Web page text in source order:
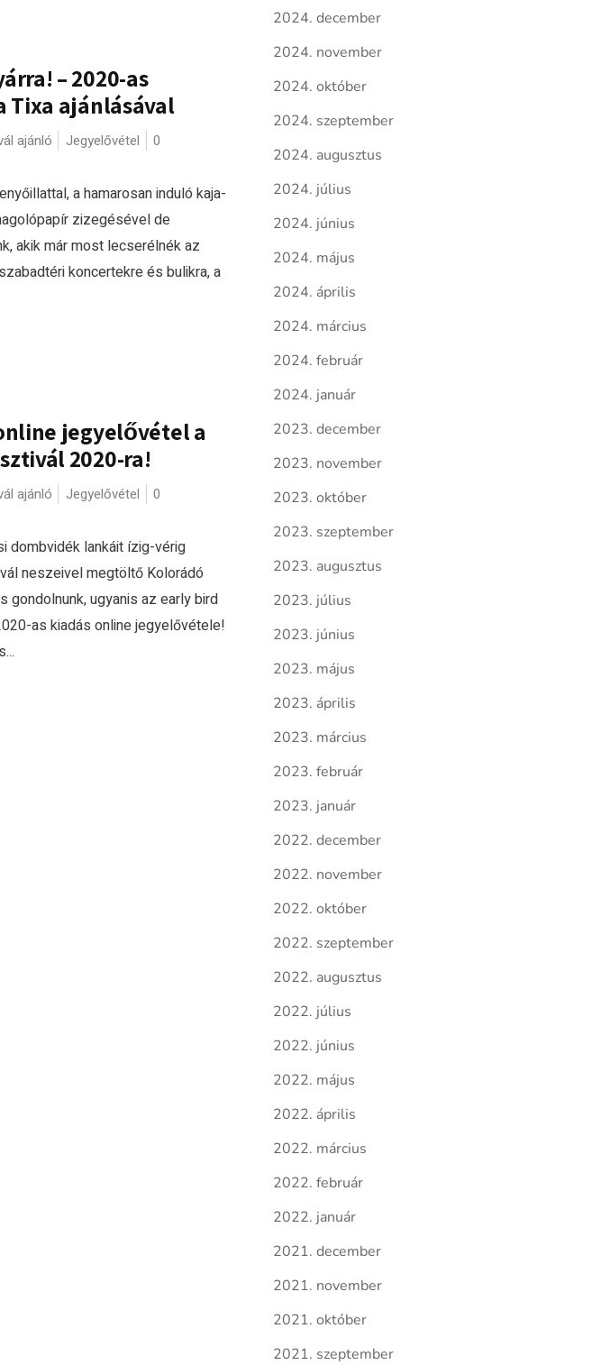
– 2020-as
Tixa ajánlásával
ajánló Jegyelővétel
0
a hamarosan induló kaja-
zizegésével de
akik már most lecserélnék az
koncertekre és bulikra, a
jegyelővétel a
2020-ra!
ajánló Jegyelővétel
0
dombvidék lankáit ízig-vérig
neszeivel megtöltő Kolorádó
gondolnunk, ugyanis az early bird
as kiadás online jegyelővétele!
2024. december
2024. november
2024. október
2024. szeptember
2024. augusztus
2024. július
2024. június
2024. május
2024. április
2024. március
2024. február
2024. január
2023. december
2023. november
2023. október
2023. szeptember
2023. augusztus
2023. július
2023. június
2023. május
2023. április
2023. március
2023. február
2023. január
2022. december
2022. november
2022. október
2022. szeptember
2022. augusztus
2022. július
2022. június
2022. május
2022. április
2022. március
2022. február
2022. január
2021. december
2021. november
2021. október
2021. szeptember